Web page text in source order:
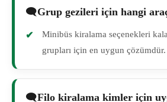
Grup gezileri için hangi
Minibüs kiralama seçenekleri
grupları için en uygun çözümdür.
Filo kiralama kimler için